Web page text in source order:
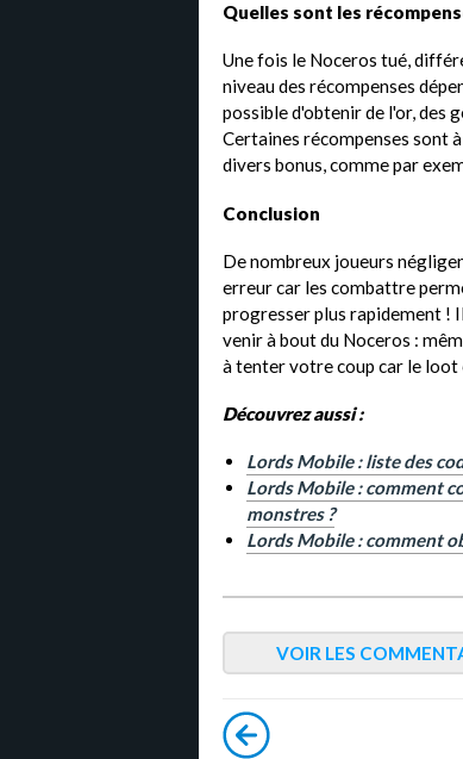
Quelles sont les
Une fois le Noceros tué,
niveau des récompenses
possible d'obtenir de l'or, des
Certaines récompenses sont
divers bonus, comme par
Conclusion
De nombreux joueurs
erreur car les combattre
progresser plus rapidement !
venir à bout du Noceros :
à tenter votre coup car le loot
Découvrez aussi :
Lords Mobile : liste des
Lords Mobile : comment
monstres ?
Lords Mobile : comment
VOIR LES